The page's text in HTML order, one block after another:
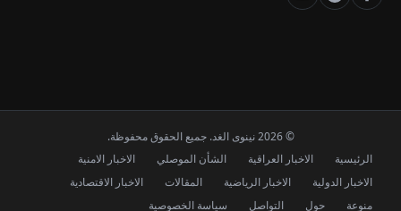
© 2026 نينوى الغد. جميع الحقوق محفوظة.
الرئيسية الاخبار العراقية الشأن الموصلي
الاخبار الامنية
الاخبار الدولية
الاخبار الرياضية المقالات
الاخبار الاقتصادية
منوعة
حول التواصل سياسة الخصوصية